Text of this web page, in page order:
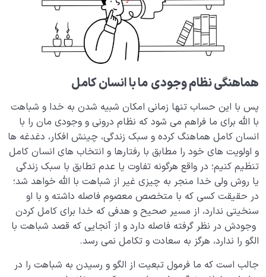
هماهنگی نظام وجودی ما با انسان کامل
پس با این حساب تنها زمانی امکان شبیه شدن به خدا و شباهت
با الله برای ما فراهم می شود که نظام درونی و وجودی مان را با
انسان کامل هماهنگ کرده و سبک زندگی، چینش افکار، دغدغه ها
و اولویت های خود را مطابق با رفتارها و انتخاب های انسان کامل
تنظیم کنیم؛ در واقع هرگونه تفاوت یا عدم تطابق با سبک زندگی
یا روش ولی خدا منجر به چیزی غیر از شباهت با الله خواهد شد؛
در حقیقت کسی که با متخصص معصوم فاصله داشته و با او
سنخیتی ندارد، از مسیر صحیح و هدفی که خدا برای کامل کردن
وجودش در نظر گرفته فاصله دارد و از آنجایی که قصد شباهت با
الگو را ندارد، هرگز به سعادت و تکامل نمی رسد.
جالب است که ما فرمول تبعیت از الگو و رسیدن به شباهت را در